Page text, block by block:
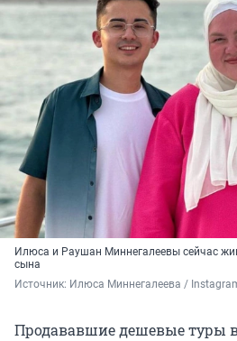
Илюса и Раушан Миннегалеевы сейчас
сына
Источник: Илюса Миннегалеева /
Продававшие дешевые туры